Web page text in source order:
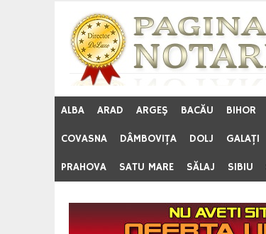
content
ALBA ARAD ARGEŞ BACĂU BIHOR
COVASNA DÂMBOVIŢA DOLJ GALAŢI
PRAHOVA SATU MARE SĂLAJ SIBIU